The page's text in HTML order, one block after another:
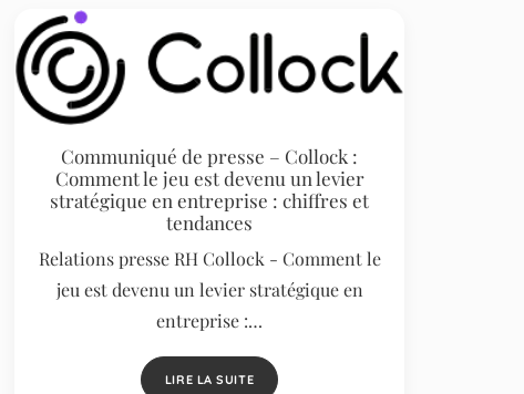
Communiqué de presse – Collock :
Comment le jeu est devenu un levier
stratégique en entreprise : chiffres et
tendances
Relations presse RH Collock - Comment le
jeu est devenu un levier stratégique en
entreprise :…
LIRE LA SUITE